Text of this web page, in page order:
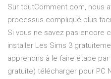
Sur toutComment.com, nous
processus compliqué plus
Si vous ne savez pas encore
installer Les Sims 3
apprenons à le faire étape
gratuite) télécharger pour PC